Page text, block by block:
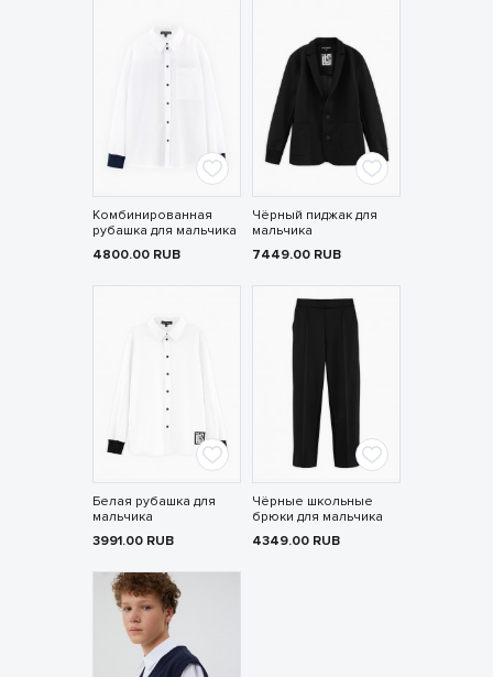
Комбинированная
рубашка для мальчика
4800.00 RUB
Чёрный пиджак для
мальчика
7449.00 RUB
Белая рубашка для
мальчика
3991.00 RUB
Чёрные школьные
брюки для мальчика
4349.00 RUB